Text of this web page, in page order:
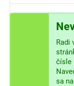
Radi
čísle
sa